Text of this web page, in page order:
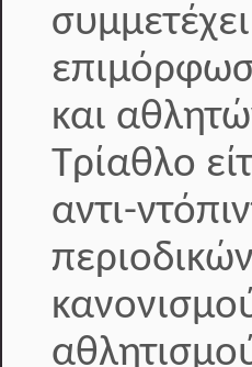
και
Τρίαθλο
αντι-